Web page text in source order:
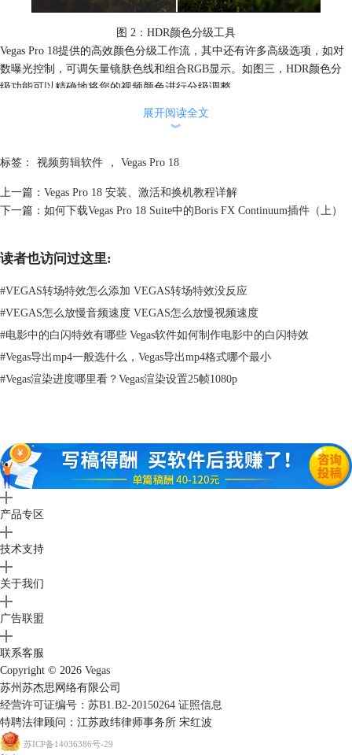
图 2：HDR颜色分级工具
Vegas Pro 18提供的高效颜色分级工作流，其中还有许多高级选项，如对
数曝光控制，可调矢量镜肤色线和组合RGB显示。如图三，HDR颜色分
级功能可以精确地将您的视频颜色进行分级调整。
AI人工智能辅助编辑
利用Vegas中的AI（人工智能）辅助编辑，能高效完成高要求的任务。如
图四，使用“Vegas转移”这样的人工智能工具，将毕加索和梵高等著名艺
术家的风格应用到编辑效果中。
强大的音频编辑功能——SOUND FORGE Pro （Pro/Suite）
SOUND FORGE Pro作为视频剪辑软件Vegas Pro 18的重要组成部分，将在
新版本中增强音频工作流程。将对话、声音效果或音乐导入SOUND
FORGE Pro进行精确编辑、音频还原（如去除噪音）和最终混音输出。使
用行业标准的计量和可视化工具，在Vegas和SOUND FORGE Pro之间的无
缝往返编辑会话中，强大而快速地编辑您的音频。
展开阅读全文
︾
标签： 视频剪辑软件 ， Vegas Pro 18
上一篇： Vegas Pro 18 安装、激活和换机教程详解
下一篇： 如何下载Vegas Pro 18 Suite中的Boris FX Continuum插件（上）
读者也访问过这里:
#VEGAS转场特效怎么添加 VEGAS转场特效没反应
#VEGAS怎么放慢音频速度 VEGAS怎么放慢视频速度
#电影中的白闪特效有哪些 Vegas软件如何制作电影中的白闪特效
#Vegas导出mp4一般选什么，Vegas导出mp4格式哪个最小
#Vegas渲染进度哪里看？Vegas渲染设置25帧1080p
产品专区
技术支持
关于我们
广告联盟
联系客服
Copyright © 2026 Vegas
苏州苏杰思网络有限公司
经营许可证编号：苏B1.B2-20150264 证照信息
特聘法律顾问：江苏政纬律师事务所 宋红波
苏ICP备14036386号-29